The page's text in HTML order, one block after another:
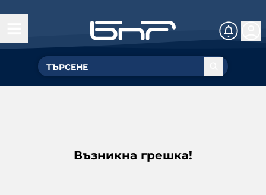
Възникна грешка!